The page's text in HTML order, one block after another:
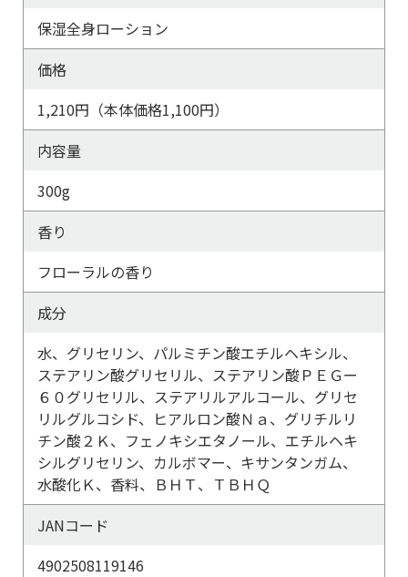
保湿全身ローション
価格
1,210円（本体価格1,100円）
内容量
300g
香り
フローラルの香り
成分
水、グリセリン、パルミチン酸エチルヘキシル、
ステアリン酸グリセリル、ステアリン酸ＰＥＧー
６０グリセリル、ステアリルアルコール、グリセ
リルグルコシド、ヒアルロン酸Ｎａ、グリチルリ
チン酸２Ｋ、フェノキシエタノール、エチルヘキ
シルグリセリン、カルボマー、キサンタンガム、
水酸化Ｋ、香料、ＢＨＴ、ＴＢＨＱ
JANコード
4902508119146